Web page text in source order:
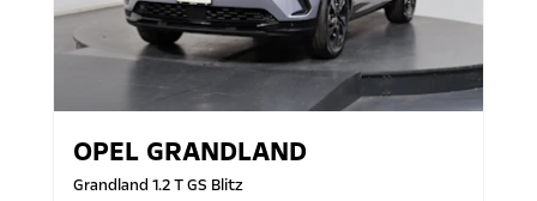
OPEL GRANDLAND
Grandland 1.2 T GS Blitz